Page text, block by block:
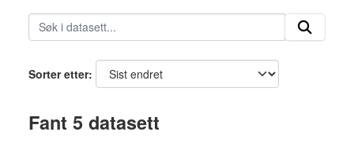
Sorter etter
Fant 5 datasett